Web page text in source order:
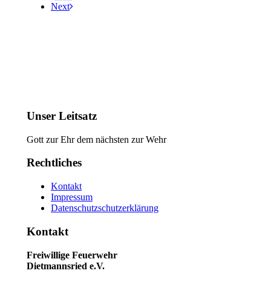
Next
Unser Leitsatz
Gott zur Ehr dem nächsten zur Wehr
Rechtliches
Kontakt
Impressum
Datenschutzschutzerklärung
Kontakt
Freiwillige Feuerwehr
Dietmannsried e.V.